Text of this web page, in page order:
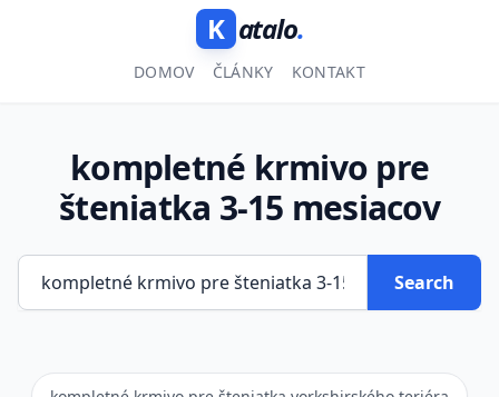
K atalo.
DOMOV ČLÁNKY KONTAKT
kompletné krmivo pre
šteniatka 3-15 mesiacov
Search